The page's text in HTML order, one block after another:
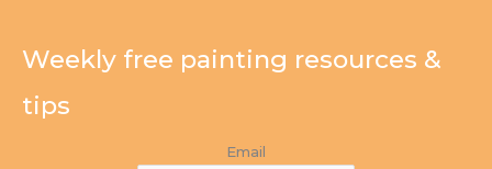
Weekly free painting resources &
tips
Email